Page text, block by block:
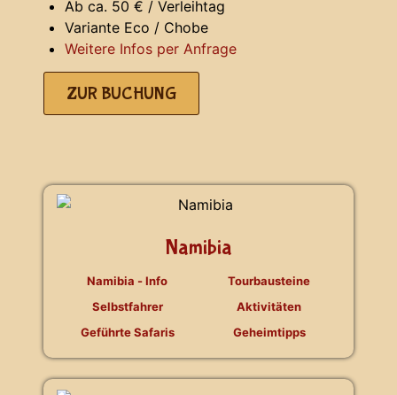
Ab ca. 50 € / Verleihtag
Variante Eco / Chobe
Weitere Infos per Anfrage
ZUR BUCHUNG
Namibia
Namibia - Info
Selbstfahrer
Geführte Safaris
Tourbausteine
Aktivitäten
Geheimtipps